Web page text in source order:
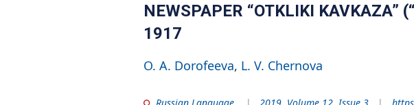
NEWSPAPER “OTKLIKI KAVKAZA”
1917
O. A. Dorofeeva L. V. Chernova